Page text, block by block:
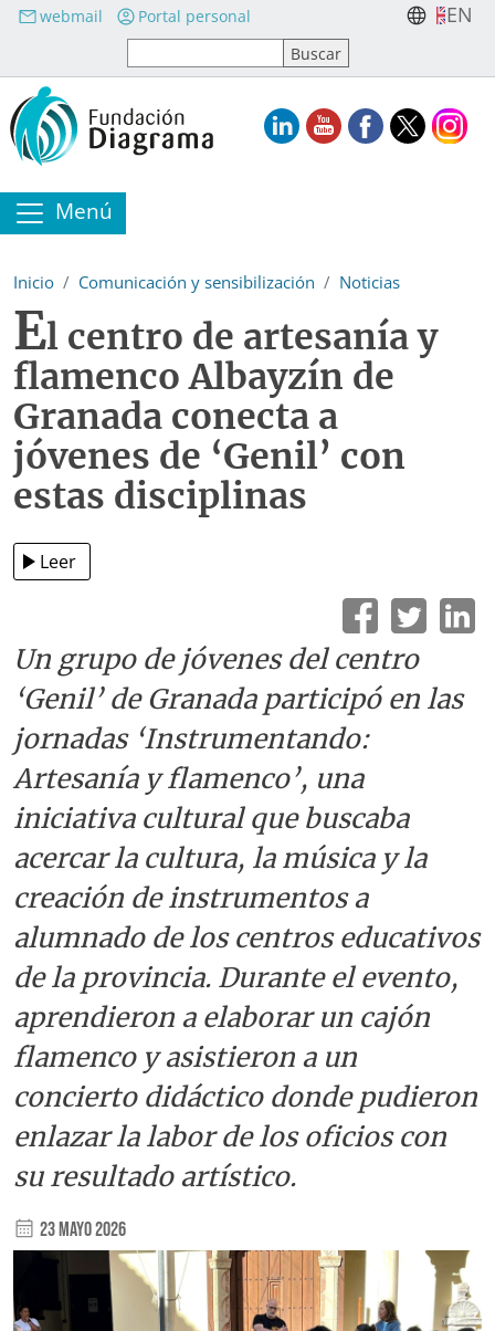
Pasar al contenido principal
webmail Portal personal EN
Menú
Inicio Comunicación y sensibilización Noticias
El centro de artesanía y
flamenco Albayzín de
Granada conecta a
jóvenes de ‘Genil’ con
estas disciplinas
Leer
Un grupo de jóvenes del centro
‘Genil’ de Granada participó en las
jornadas ‘Instrumentando:
Artesanía y flamenco’, una
iniciativa cultural que buscaba
acercar la cultura, la música y la
creación de instrumentos a
alumnado de los centros educativos
de la provincia. Durante el evento,
aprendieron a elaborar un cajón
flamenco y asistieron a un
concierto didáctico donde pudieron
enlazar la labor de los oficios con
su resultado artístico.
23 Mayo 2026